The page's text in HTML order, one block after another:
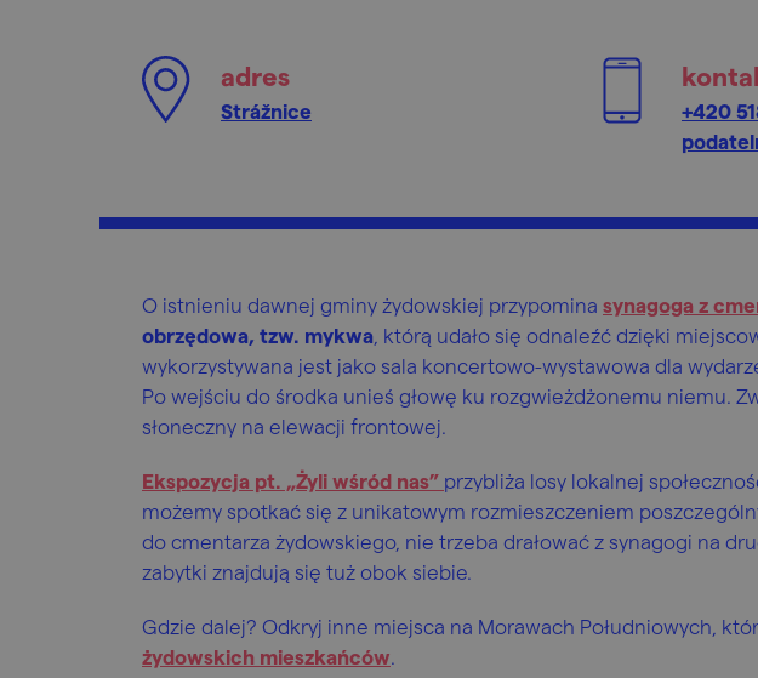
adres
Strážnice
+420
O istnieniu dawnej gminy żydowskiej przypomina synagoga z
obrzędowa, tzw. mykwa , którą udało się odnaleźć dzięki
wykorzystywana jest jako sala koncertowo-wystawowa dla
Po wejściu do środka unieś głowę ku rozgwieżdżonemu niemu.
słoneczny na elewacji frontowej.
Ekspozycja pt. „Żyli wśród nas” przybliża losy lokalnej
możemy spotkać się z unikatowym rozmieszczeniem
do cmentarza żydowskiego, nie trzeba drałować z synagogi na
zabytki znajdują się tuż obok siebie.
Gdzie dalej? Odkryj inne miejsca na Morawach Południowych,
żydowskich mieszkańców.